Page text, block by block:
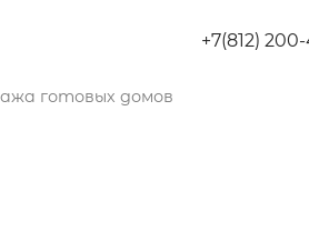
+7(812)
готовых домов